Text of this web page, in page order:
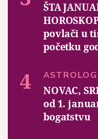
ŠTA
povlači u
početku
NOVAC,
od 1.
bogatstvu